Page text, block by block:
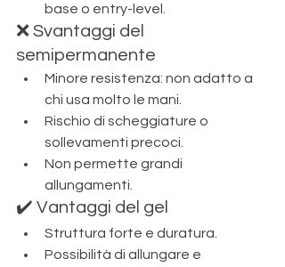
base o entry-level.
❌ Svantaggi del
semipermanente
Minore resistenza: non adatto a
chi usa molto le mani.
Rischio di scheggiature o
sollevamenti precoci.
Non permette grandi
allungamenti.
✔️ Vantaggi del gel
Struttura forte e duratura.
Possibilità di allungare e